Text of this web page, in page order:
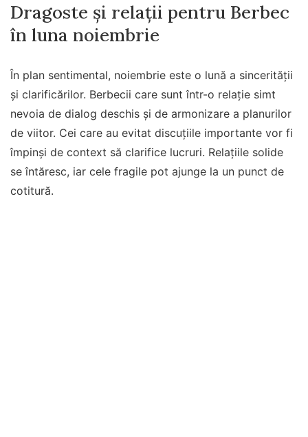
Dragoste și relații pentru Berbec
în luna noiembrie
În plan sentimental, noiembrie este o lună a sincerității
și clarificărilor. Berbecii care sunt într-o relație simt
nevoia de dialog deschis și de armonizare a planurilor
de viitor. Cei care au evitat discuțiile importante vor fi
împinși de context să clarifice lucruri. Relațiile solide
se întăresc, iar cele fragile pot ajunge la un punct de
cotitură.